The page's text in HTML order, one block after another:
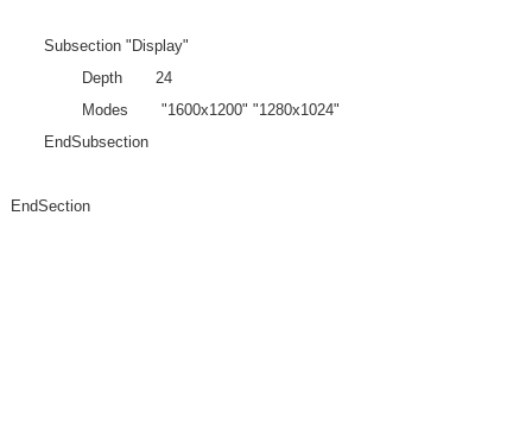
Subsection "Display"
Depth 24
Modes "1600x1200" "1280x1024"
EndSubsection
EndSection